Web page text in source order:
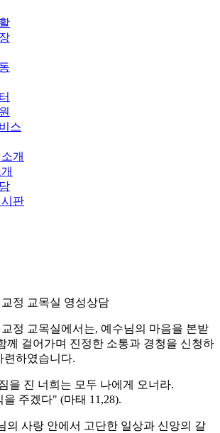
스
개
판
정 교목실 영성상담
정 교목실에서는, 예수님의 마음을 본받
께 걸어가며 진정한 소통과 경청을 신청하
련하였습니다.
을 진 너희는 모두 나에게 오너라.
주겠다" (마태 11,28).
의 사랑 안에서 고단한 일상과 신앙의 갈